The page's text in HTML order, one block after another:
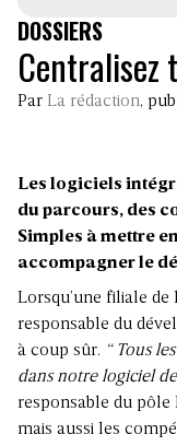
DOSSIERS
Centralisez
Par La rédaction,
Les logiciels
du parcours, des
Simples à mettre
accompagner le
Lorsqu’une filiale de
responsable du
à coup sûr. “ Tous
dans notre logiciel
responsable du pôle
mais aussi les